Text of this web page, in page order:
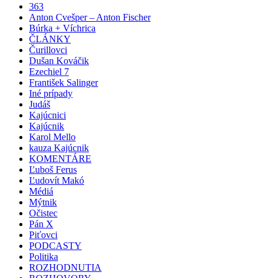
363
Anton Cvešper – Anton Fischer
Búrka + Víchrica
ČLÁNKY
Čurillovci
Dušan Kováčik
Ezechiel 7
František Salinger
Iné prípady
Judáš
Kajúcnici
Kajúcnik
Karol Mello
kauza Kajúcnik
KOMENTÁRE
Ľuboš Ferus
Ľudovít Makó
Médiá
Mýtnik
Očistec
Pán X
Piťovci
PODCASTY
Politika
ROZHODNUTIA